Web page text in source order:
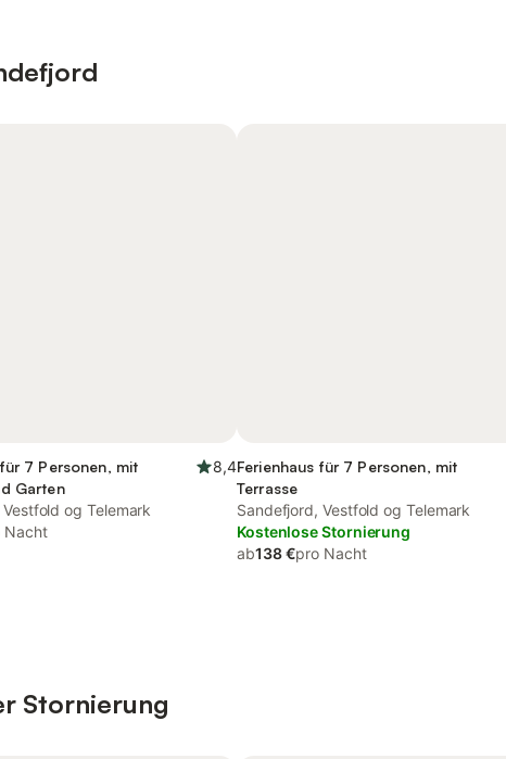
7 Personen, mit
Garten
8,4
og Telemark
Nacht
Ferienhaus für 7 Personen, mit
Terrasse
Sandefjord, Vestfold og Telemark
Kostenlose Stornierung
ab138 €pro Nacht
Stornierung